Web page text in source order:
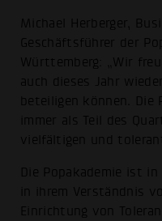
Michael Herberger,
Geschäftsführer der
Württemberg: „Wir
auch dieses Jahr
beteiligen können.
immer als Teil des
vielfältigen und
Die Popakademie ist
in ihrem Verständnis
Einrichtung von